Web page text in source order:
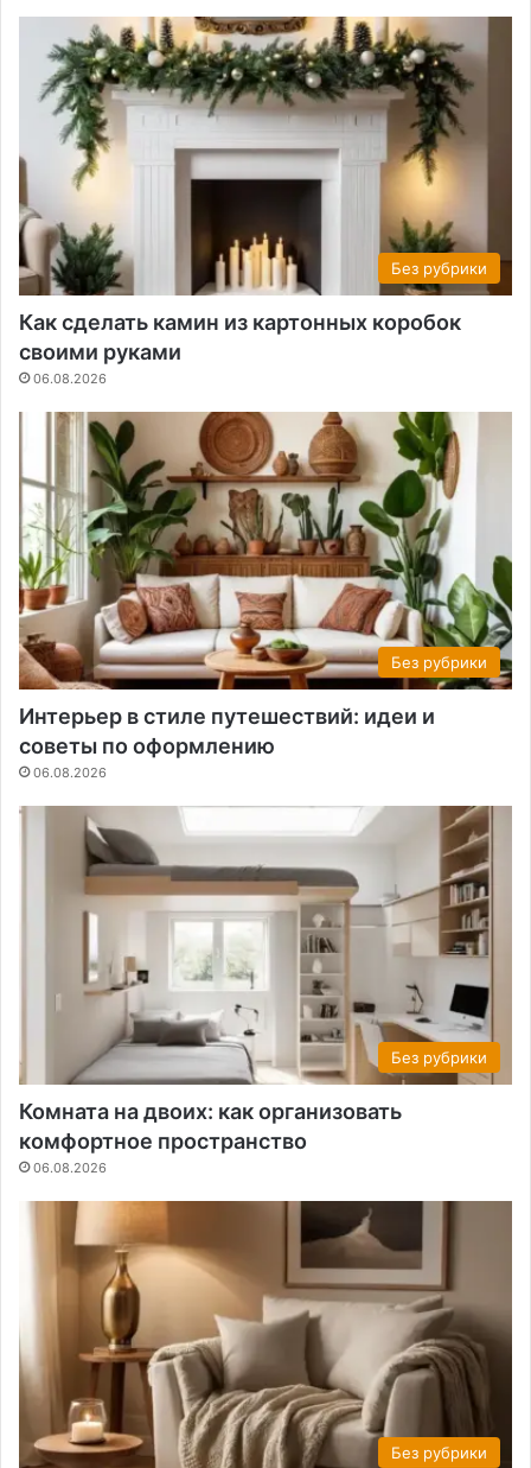
Без рубрики
Как сделать камин из картонных коробок
своими руками
06.08.2026
Без рубрики
Интерьер в стиле путешествий: идеи и
советы по оформлению
06.08.2026
Без рубрики
Комната на двоих: как организовать
комфортное пространство
06.08.2026
Без рубрики